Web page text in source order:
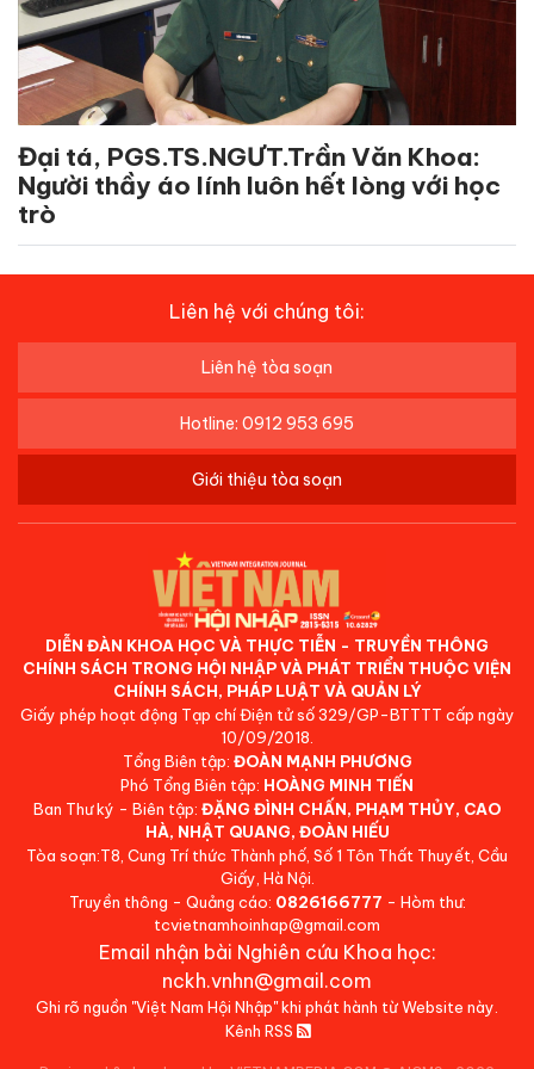
Đại tá, PGS.TS.NGƯT.Trần Văn Khoa:
Người thầy áo lính luôn hết lòng với học
trò
Liên hệ với chúng tôi:
Liên hệ tòa soạn
Hotline: 0912 953 695
Giới thiệu tòa soạn
DIỄN ĐÀN KHOA HỌC VÀ THỰC TIỄN - TRUYỀN THÔNG
CHÍNH SÁCH TRONG HỘI NHẬP VÀ PHÁT TRIỂN THUỘC VIỆN
CHÍNH SÁCH, PHÁP LUẬT VÀ QUẢN LÝ
Giấy phép hoạt động Tạp chí Điện tử số 329/GP-BTTTT cấp ngày
10/09/2018.
Tổng Biên tập: ĐOÀN MẠNH PHƯƠNG
Phó Tổng Biên tập: HOÀNG MINH TIẾN
Ban Thư ký - Biên tập: ĐẶNG ĐÌNH CHẤN, PHẠM THỦY, CAO
HÀ, NHẬT QUANG, ĐOÀN HIẾU
Tòa soạn:T8, Cung Trí thức Thành phố, Số 1 Tôn Thất Thuyết, Cầu
Giấy, Hà Nội.
Truyền thông - Quảng cáo: 0826166777 - Hòm thư:
tcvietnamhoinhap@gmail.com
Email nhận bài Nghiên cứu Khoa học:
nckh.vnhn@gmail.com
Ghi rõ nguồn "Việt Nam Hội Nhập" khi phát hành từ Website này.
Kênh RSS